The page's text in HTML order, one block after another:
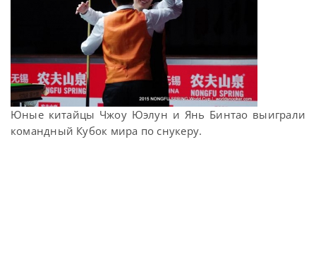
Юные китайцы Чжоу Юэлун и Янь Бинтао выиграли
командный Кубок мира по снукеру.